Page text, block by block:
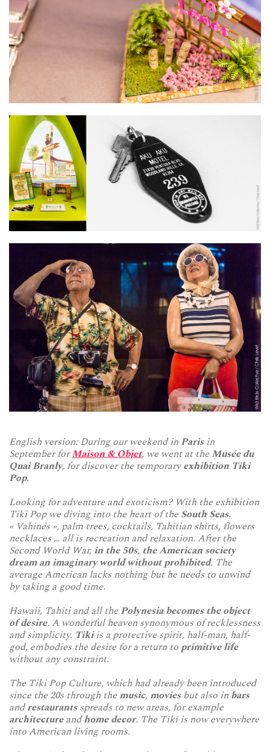
English version: During our weekend in Parisin
September forMaison & Objet, we went at the Musée du
Quai Branly, for discover the temporaryexhibition Tiki
Pop.
Looking for adventure and exoticism? With the exhibition
Tiki Pop we diving into the heart of the South Seas.
« Vahinés », palm trees, cocktails, Tahitian shirts, flowers
necklaces … all is recreation and relaxation. After the
Second World War, in the 50s, the American society
dream an imaginary world without prohibited. The
average American lacks nothing but he needs to unwind
by taking a good time.
Hawaii, Tahiti and all the Polynesia becomes the object
of desire. A wonderful heaven synonymous of recklessness
and simplicity. Tikiis a protective spirit, half-man, half-
god, embodies the desire for a return to primitive life
without any constraint.
The Tiki Pop Culture, which had already been introduced
since the 20s through the music, moviesbut also in bars
andrestaurantsspreads to new areas, for example
architectureandhome decor. The Tiki is now everywhere
into American living rooms.